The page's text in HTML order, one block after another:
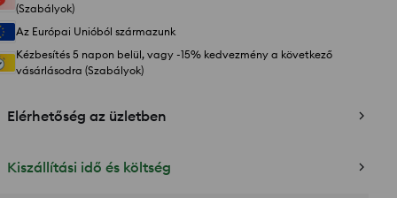
(Szabályok)
Az Európai Unióból származunk
Kézbesítés 5 napon belül, vagy -15% kedvezmény a következő
vásárlásodra (Szabályok)
Elérhetőség az üzletben
Kiszállítási idő és költség